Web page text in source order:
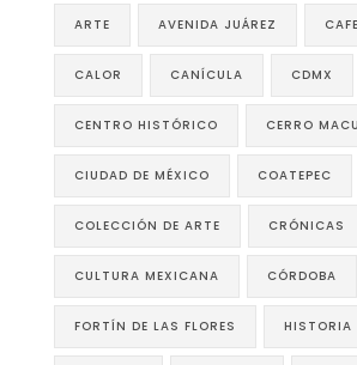
ARTE AVENIDA JUÁREZ
CALOR CANÍCULA CDMX
CENTRO HISTÓRICO CERRO
CIUDAD DE MÉXICO COATEPEC
COLECCIÓN DE ARTE CRÓNICAS
CULTURA MEXICANA CÓRDOBA
FORTÍN DE LAS FLORES HISTORIA